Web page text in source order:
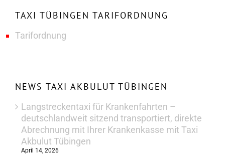
TAXI TÜBINGEN TARIFORDNUNG
Tarifordnung
NEWS TAXI AKBULUT TÜBINGEN
Langstreckentaxi für Krankenfahrten –
deutschlandweit sitzend transportiert, direkte
Abrechnung mit Ihrer Krankenkasse mit Taxi
Akbulut Tübingen
April 14, 2026